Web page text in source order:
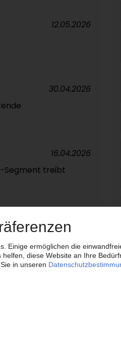
12.05.2026
30.04.2026
Segment treibt
16.04.2026
Europe